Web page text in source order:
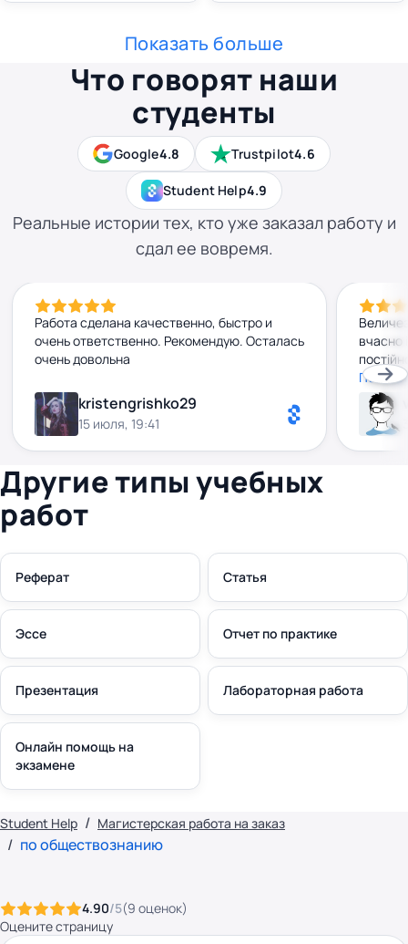
Показать больше
Google4.8 Trustpilot4.6
Student Help4.9
Что говорят наши
студенты
Реальные истории тех, кто уже заказал работу и
сдал ее вовремя.
Работа сделана качественно, быстро и
очень ответственно. Рекомендую. Осталась
очень довольна
kristengrishko29
15 июля, 19:41
вчасно
на всі
Другие типы учебных
работ
Реферат Статья
Эссе Отчет по практике
Презентация Лабораторная работа
Онлайн помощь на
экзамене
Student Help Магистерская работа на заказ
по обществознанию
4.90/5(9 оценок)
Оцените страницу